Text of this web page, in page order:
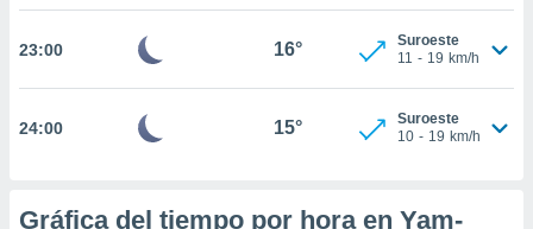
Puedes
acceder a
23:00 16°
Suroeste
11 - 19 km/h
24:00 15°
Suroeste
10 - 19 km/h
Gráfica del tiempo por hora en Yam-